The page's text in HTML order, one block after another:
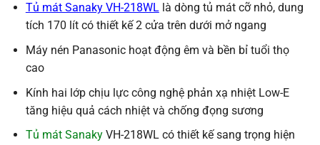
Tủ mát Sanaky VH-218WLlà dòng tủ mát cỡ nhỏ, dung
tích 170 lít có thiết kế 2 cửa trên dưới mở ngang
Máy nén Panasonic hoạt động êm và bền bỉ tuổi thọ
cao
Kính hai lớp chịu lực công nghệ phản xạ nhiệt Low-E
tăng hiệu quả cách nhiệt và chống đọng sương
Tủ mát SanakyVH-218WL có thiết kế sang trọng hiện